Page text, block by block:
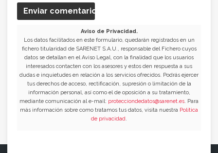
Enviar comentario
Aviso de Privacidad.
Los datos facilitados en este formulario, quedarán registrados en un
fichero titularidad de SARENET S.A.U., responsable del Fichero cuyos
datos se detallan en el Aviso Legal, con la finalidad que los usuarios
interesados contacten con los asesores y estos den respuesta a sus
dudas e inquietudes en relación a los servicios ofrecidos. Podrás ejercer
tus derechos de acceso, rectificación, supresión o limitación de la
información personal, así como el de oposición a su tratamiento,
mediante comunicación al e-mail: protecciondedatos@sarenet.es. Para
más información sobre como tratamos tus datos, visita nuestra Política
de privacidad.